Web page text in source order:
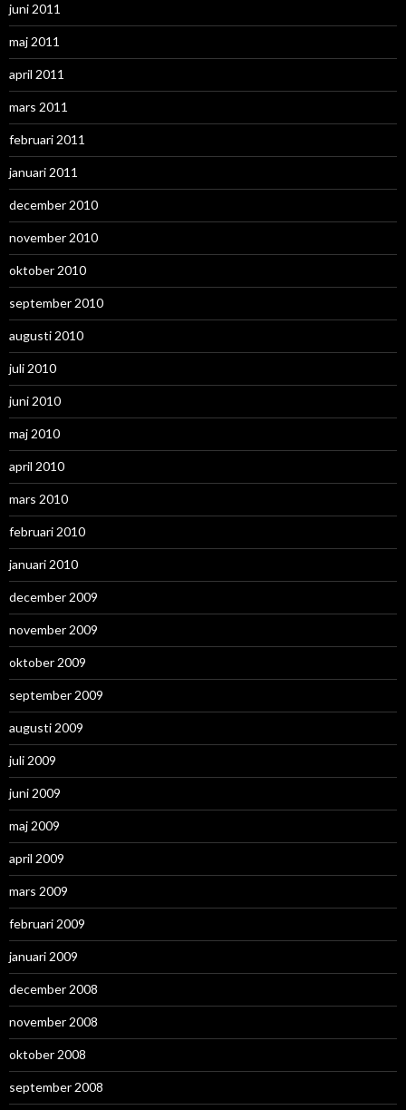
juni 2011
maj 2011
april 2011
mars 2011
februari 2011
januari 2011
december 2010
november 2010
oktober 2010
september 2010
augusti 2010
juli 2010
juni 2010
maj 2010
april 2010
mars 2010
februari 2010
januari 2010
december 2009
november 2009
oktober 2009
september 2009
augusti 2009
juli 2009
juni 2009
maj 2009
april 2009
mars 2009
februari 2009
januari 2009
december 2008
november 2008
oktober 2008
september 2008